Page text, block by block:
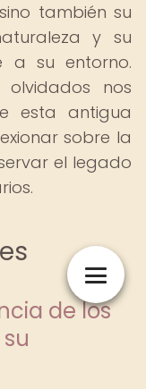
también su
y su
a su entorno.
olvidados nos
esta antigua
sobre la
el legado
de los